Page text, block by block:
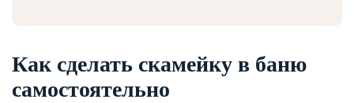
Как сделать скамейку в баню
самостоятельно